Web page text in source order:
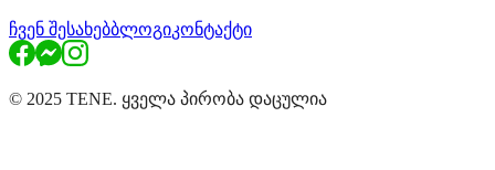
ჩვენ შესახებბლოგიკონტაქტი
© 2025 TENE. ყველა პირობა დაცულია